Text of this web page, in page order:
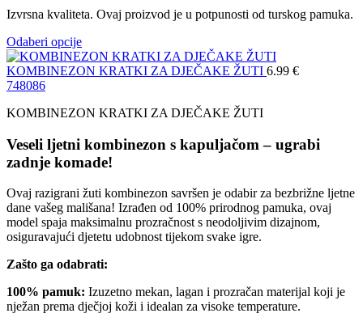
Izvrsna kvaliteta. Ovaj proizvod je u potpunosti od turskog pamuka.
Odaberi opcije
KOMBINEZON KRATKI ZA DJEČAKE ŽUTI 6.99 €
748086
KOMBINEZON KRATKI ZA DJEČAKE ŽUTI
Veseli ljetni kombinezon s kapuljačom – ugrabi
zadnje komade!
Ovaj razigrani žuti kombinezon savršen je odabir za bezbrižne ljetne
dane vašeg mališana! Izrađen od 100% prirodnog pamuka, ovaj
model spaja maksimalnu prozračnost s neodoljivim dizajnom,
osiguravajući djetetu udobnost tijekom svake igre.
Zašto ga odabrati:
100% pamuk: Izuzetno mekan, lagan i prozračan materijal koji je
nježan prema dječjoj koži i idealan za visoke temperature.